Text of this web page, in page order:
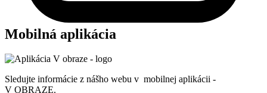
Mobilná aplikácia
Sledujte informácie z nášho webu v mobilnej aplikácii -
V OBRAZE.